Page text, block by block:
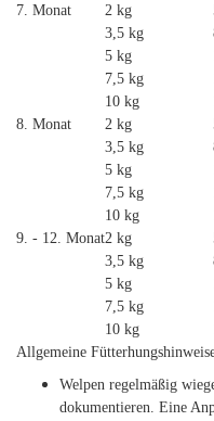
7. Monat
2 kg
3,5 kg
5 kg
7,5 kg
10 kg
8. Monat
2 kg
3,5 kg
5 kg
7,5 kg
10 kg
9. - 12. Monat2 kg
3,5 kg
5 kg
7,5 kg
10 kg
Allgemeine
Welpen regelmäßig
dokumentieren. Eine